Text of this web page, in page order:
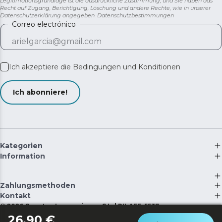
Recht auf Zugang, Berichtigung, Löschung und andere Rechte, wie in unserer
Datenschutzerklärung angegeben. Datenschutzbestimmungen
Correo electrónico
Ich akzeptiere die Bedingungen und Konditionen
Ich abonniere!
Kategorien
Information
Zahlungsmethoden
Kontakt
©2026 Cecotec Innovaciones S.L. | RII-AEE: 5537